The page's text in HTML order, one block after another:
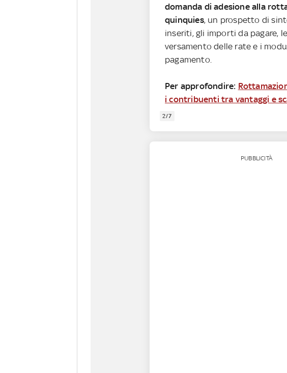
domanda di adesione alla
quinquies, un prospetto di
inseriti, gli importi da pagare,
versamento delle rate e i
pagamento.
Per approfondire:
i contribuenti tra vantaggi e
2/7
PUBBLICITÀ